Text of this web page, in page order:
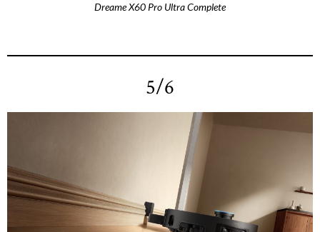
Dreame X60 Pro Ultra Complete
5/6